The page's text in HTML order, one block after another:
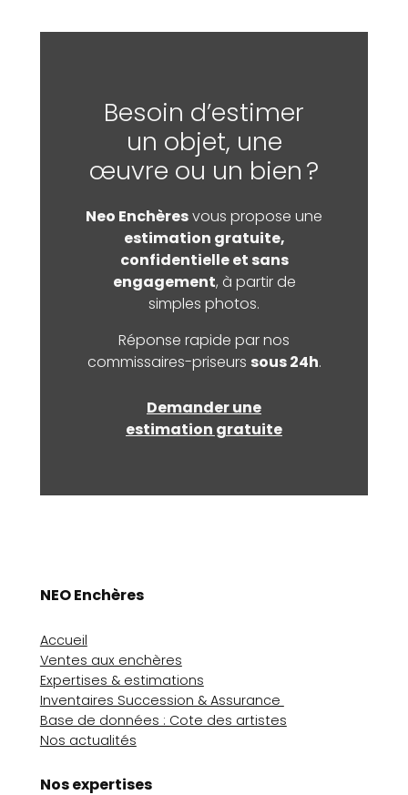
Besoin d’estimer
un objet, une
œuvre ou un bien ?
Neo Enchèresvous propose une
estimation gratuite,
confidentielle et sans
engagement, à partir de
simples photos.
Réponse rapide par nos
commissaires-priseurs sous 24h.
Demander une
estimation gratuite
NEO Enchères
Accueil
Ventes aux enchères
Expertises & estimations
Inventaires Succession & Assurance
Base de données : Cote des artistes
Nos actualités
Nos expertises